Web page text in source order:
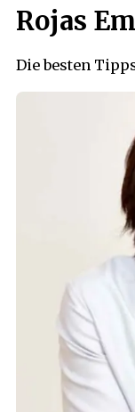
Rojas
Die besten